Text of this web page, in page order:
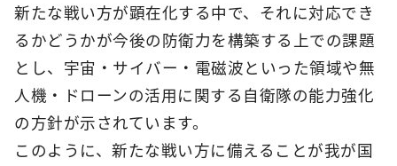
新たな戦い方が顕在化する中で、それに対応でき
るかどうかが今後の防衛力を構築する上での課題
とし、宇宙・サイバー・電磁波といった領域や無
人機・ドローンの活用に関する自衛隊の能力強化
の方針が示されています。
このように、新たな戦い方に備えることが我が国